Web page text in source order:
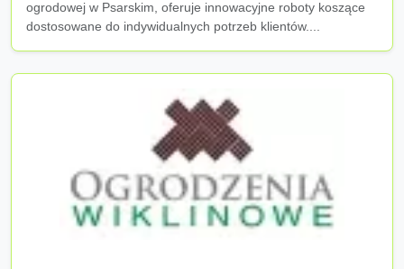
ogrodowej w Psarskim, oferuje innowacyjne roboty koszące
dostosowane do indywidualnych potrzeb klientów....